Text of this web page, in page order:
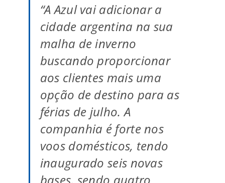
“A Azul vai adicionar a
cidade argentina na sua
malha de inverno
buscando proporcionar
aos clientes mais uma
opção de destino para as
férias de julho. A
companhia é forte nos
voos domésticos, tendo
inaugurado seis novas
bases, sendo quatro